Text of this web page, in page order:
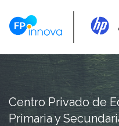
Centro Privado de
Primaria y